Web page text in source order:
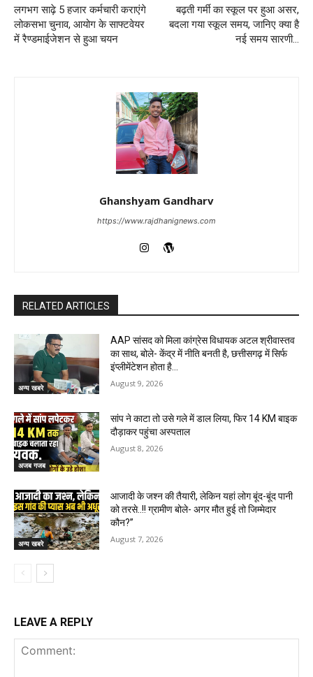
लगभग साढ़े 5 हजार कर्मचारी कराएंगे
लोकसभा चुनाव, आयोग के साफ्टवेयर
में रैण्डमाईजेशन से हुआ चयन
बढ़ती गर्मी का स्कूल पर हुआ असर,
बदला गया स्कूल समय, जानिए क्या है
नई समय सारणी…
Ghanshyam Gandharv
https://www.rajdhanignews.com
RELATED ARTICLES
अन्य खबरे
AAP सांसद को मिला कांग्रेस विधायक अटल श्रीवास्तव
का साथ, बोले- केंद्र में नीति बनती है, छत्तीसगढ़ में सिर्फ
इंप्लीमेंटेशन होता है…
August 9, 2026
अजब गजब
सांप ने काटा तो उसे गले में डाल लिया, फिर 14 KM बाइक
दौड़ाकर पहुंचा अस्पताल
August 8, 2026
अन्य खबरे
आजादी के जश्न की तैयारी, लेकिन यहां लोग बूंद-बूंद पानी
को तरसे..!! ग्रामीण बोले- अगर मौत हुई तो जिम्मेदार
कौन?”
August 7, 2026
LEAVE A REPLY